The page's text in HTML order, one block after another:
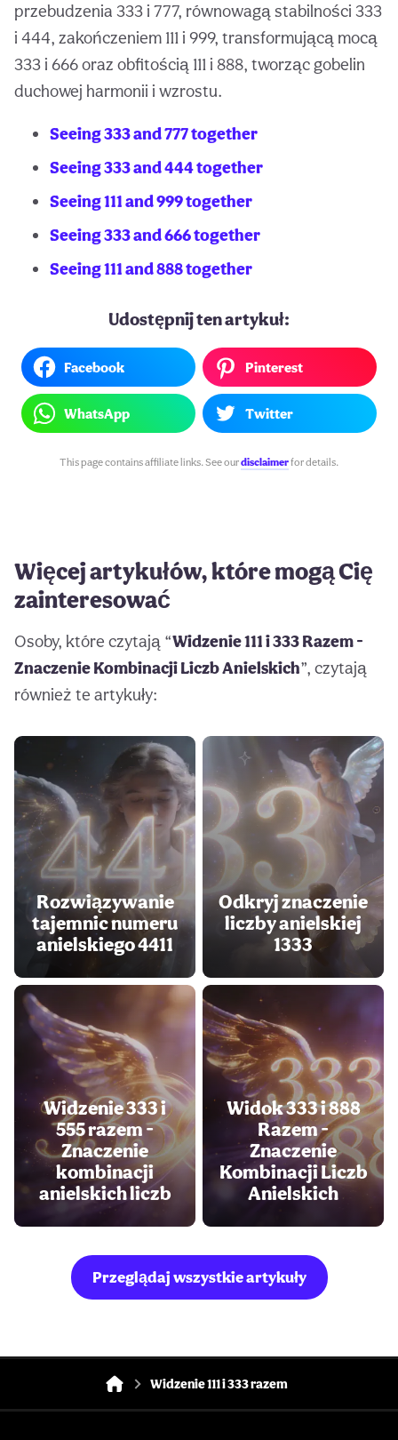
przebudzenia 333 i 777, równowagą stabilności 333
i 444, zakończeniem 111 i 999, transformującą mocą
333 i 666 oraz obfitością 111 i 888, tworząc gobelin
duchowej harmonii i wzrostu.
Seeing 333 and 777 together
Seeing 333 and 444 together
Seeing 111 and 999 together
Seeing 333 and 666 together
Seeing 111 and 888 together
Udostępnij ten artykuł:
Facebook Pinterest
WhatsApp Twitter
This page contains affiliate links. See ourdisclaimerfor details.
Więcej artykułów, które mogą Cię
zainteresować
Osoby, które czytają “Widzenie 111 i 333 Razem -
Znaczenie Kombinacji Liczb Anielskich”, czytają
również te artykuły:
Rozwiązywanie
tajemnic numeru
anielskiego 4411
Odkryj znaczenie
liczby anielskiej
1333
Widzenie 333 i
555 razem -
Znaczenie
kombinacji
anielskich liczb
Widok 333 i 888
Razem -
Znaczenie
Kombinacji Liczb
Anielskich
Przeglądaj wszystkie artykuły
Widzenie 111 i 333 razem